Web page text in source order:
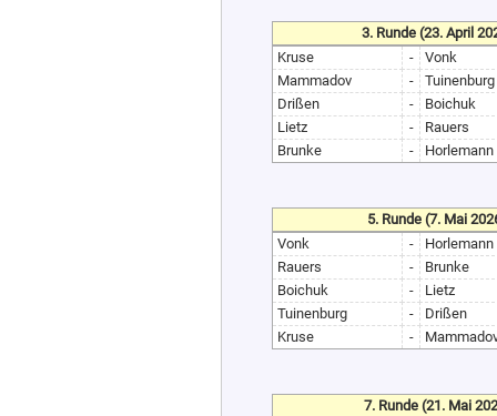
3. Runde (23. April
Kruse
-
Vonk
Mammadov
-
Tuinenburg
Drißen
-
Boichuk
Lietz
-
Rauers
Brunke
- Horlemann
5. Runde (7. Mai
Vonk
-
Horlemann
Rauers
-
Brunke
Boichuk
-
Lietz
Tuinenburg
-
Drißen
Kruse
-
7. Runde (21. Mai